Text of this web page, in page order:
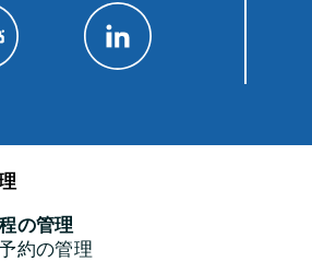
の管理
約の管理